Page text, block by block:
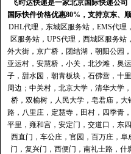
飞时达快递是一家北京国际快递公
国际快件价格优惠80%，支持京东、
DHL代理 ， 东城区服务站 ， EMS代理 ，
区服务站， UPS代理 ， 西城区服务站，
外大街，京广桥，团结湖，朝阳公园
亚运村，安慧桥，小关，北沙滩，奥
子，甜水园，朝青板块，石佛营，十
周边；中关村，北京大学，清华大学
桥，双榆树，人民大学，皂君庙，
路，八里庄，定慧寺，田村，四季青
平里，雍和宫，安定门，交道口，东
西直门，车公庄，官园，百万庄，
门，复兴门，西便门，南礼士路，